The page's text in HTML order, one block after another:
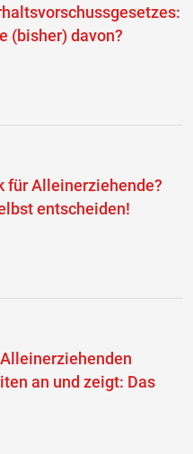
(bisher) davon?
für Alleinerziehende?
entscheiden!
an und zeigt: Das